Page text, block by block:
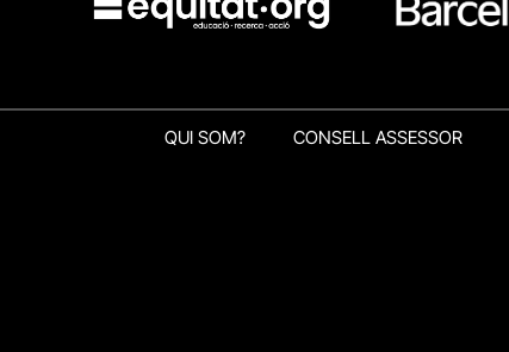
QUI SOM? CONSELL ASSESSOR